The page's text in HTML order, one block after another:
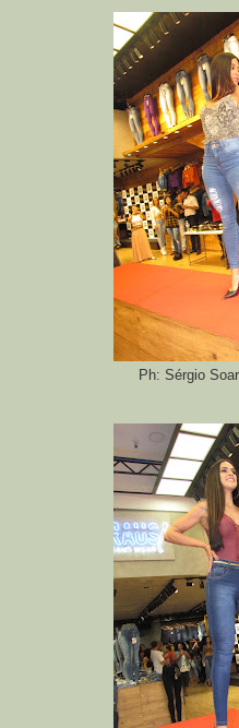
Ph: Sérgio